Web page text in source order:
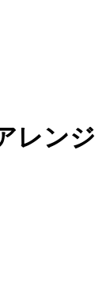
レンジ